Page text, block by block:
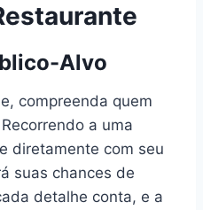
Alvo
compreenda quem
a uma
diretamente com seu
suas chances de
detalhe conta, e a